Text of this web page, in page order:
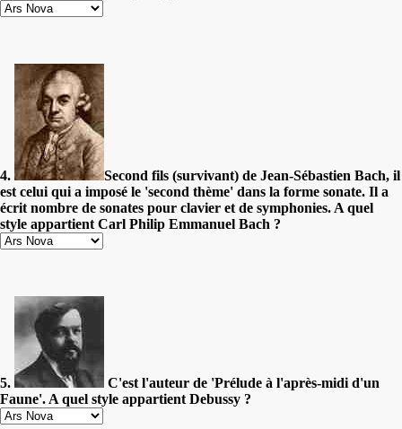
4.
Second fils (survivant) de Jean-Sébastien Bach, il
est celui qui a imposé le 'second thème' dans la forme sonate. Il a
écrit nombre de sonates pour clavier et de symphonies. A quel
style appartient Carl Philip Emmanuel Bach ?
5.
C'est l'auteur de 'Prélude à l'après-midi d'un
Faune'. A quel style appartient Debussy ?